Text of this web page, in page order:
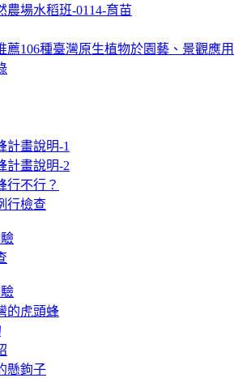
農場水稻班-0114-育苗
薦106種臺灣原生植物於園藝、景觀應用
計畫說明-1
計畫說明-2
行不行？
行檢查
的虎頭蜂
懸鉤子